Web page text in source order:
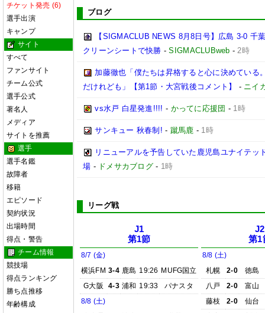
チケット発売 (6)
選手出演
キャンプ
サイト
すべて
ファンサイト
チーム公式
選手公式
著名人
メディア
サイトを推薦
選手
選手名鑑
故障者
移籍
エピソード
契約状況
出場時間
得点・警告
チーム情報
競技場
得点ランキング
勝ち点推移
年齢構成
ブログ
【SIGMACLUB NEWS 8月8日号】広島 3-0
クリーンシートで快勝 -SIGMACLUBweb -2時
加藤徹也「僕たちは昇格すると心に決めてい
だけれども」【第1節・大宮戦後コメント】
- ニイ
vs水戸 白星発進!!!! - かってに応援団 - 1時
サンキュー 秋春制! - 蹴馬鹿 - 1時
リニューアルを予告していた鹿児島ユナイテッ
場 - ドメサカブログ- 1時
リーグ戦
J1
第1節
8/7 (金)
横浜FM 3-4 鹿島 19:26 MUFG国立
G大阪
4-3 浦和 19:33
パナスタ
8/8 (土)
J2
第1
8/8 (土)
札幌
2-0
徳島
八戸
2-0
富山
藤枝
2-0
仙台